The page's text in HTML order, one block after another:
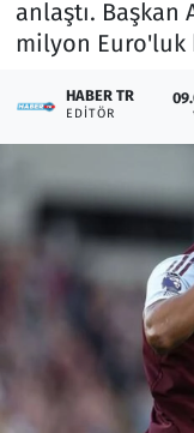
anlaştı. Başkan
milyon Euro'luk
HABER TR
EDITÖR
Bilim ve
Çevre & Doğa
Turizm
Yerel